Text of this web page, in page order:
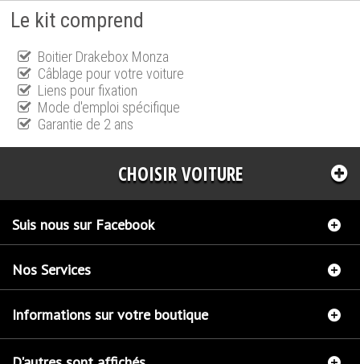
Le kit comprend
Boitier Drakebox Monza
Câblage pour votre voiture
Liens pour fixation
Mode d'emploi spécifique
Garantie de 2 ans
CHOISIR VOITURE
Suis nous sur Facebook
Nos Services
Informations sur votre boutique